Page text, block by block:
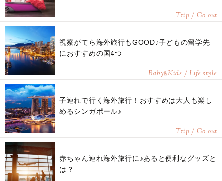
Trip / Go out
視察がてら海外旅行もGOOD♪子どもの留学先
におすすめの国4つ
Baby&Kids / Life style
子連れで行く海外旅行！おすすめは大人も楽し
めるシンガポール♪
Trip / Go out
赤ちゃん連れ海外旅行に♪あると便利なグッズと
は？